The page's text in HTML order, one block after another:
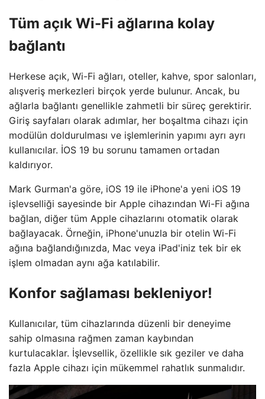
Tüm açık Wi-Fi ağlarına kolay
bağlantı
Herkese açık, Wi-Fi ağları, oteller, kahve, spor salonları,
alışveriş merkezleri birçok yerde bulunur. Ancak, bu
ağlarla bağlantı genellikle zahmetli bir süreç gerektirir.
Giriş sayfaları olarak adımlar, her boşaltma cihazı için
modülün doldurulması ve işlemlerinin yapımı ayrı ayrı
kullanıcılar. İOS 19 bu sorunu tamamen ortadan
kaldırıyor.
Mark Gurman'a göre, iOS 19 ile iPhone'a yeni iOS 19
işlevselliği sayesinde bir Apple cihazından Wi-Fi ağına
bağlan, diğer tüm Apple cihazlarını otomatik olarak
bağlayacak. Örneğin, iPhone'unuzla bir otelin Wi-Fi
ağına bağlandığınızda, Mac veya iPad'iniz tek bir ek
işlem olmadan aynı ağa katılabilir.
Konfor sağlaması bekleniyor!
Kullanıcılar, tüm cihazlarında düzenli bir deneyime
sahip olmasına rağmen zaman kaybından
kurtulacaklar. İşlevsellik, özellikle sık geziler ve daha
fazla Apple cihazı için mükemmel rahatlık sunmalıdır.